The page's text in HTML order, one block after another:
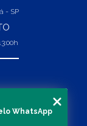
- SP
WhatsApp